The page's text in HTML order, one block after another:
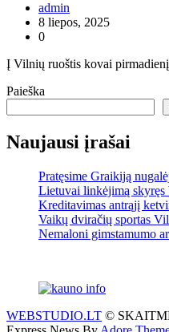
admin
8 liepos, 2025
0
Į Vilnių ruoštis kovai
Paieška
Naujausi įrašai
Pratęsime Graikiją
Lietuvai linkėjimą skyręs
Kreditavimas antrąjį
Vaikų dviračių sportas
Nemaloni gimstamumo
WEBSTUDIO.LT ©